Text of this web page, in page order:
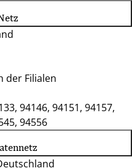
der Filialen
94146, 94151, 94157,
94556